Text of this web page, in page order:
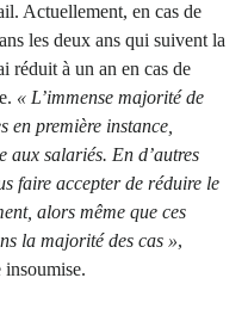
Actuellement, en cas de
les deux ans qui suivent la
réduit à un an en cas de
« L’immense majorité de
en première instance,
aux salariés. En d’autres
faire accepter de réduire le
alors même que ces
la majorité des cas »,